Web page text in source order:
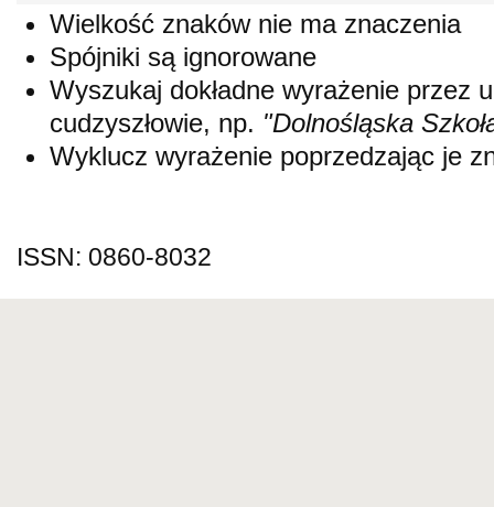
Wielkość znaków nie ma znaczenia
Spójniki są ignorowane
Wyszukaj dokładne wyrażenie przez
cudzyszłowie, np. "Dolnośląska
Wyklucz wyrażenie poprzedzając je
ISSN: 0860-8032